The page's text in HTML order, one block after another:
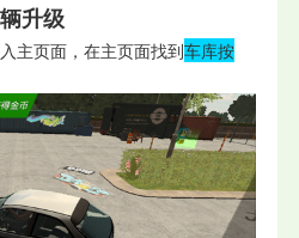
升级
主页面，在主页面找到车库按